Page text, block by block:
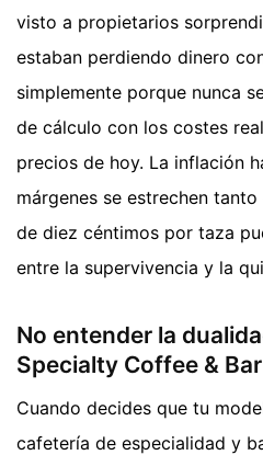
visto a propietarios
estaban perdiendo dinero
simplemente porque nunca
de cálculo con los costes
precios de hoy. La inflación
márgenes se estrechen
de diez céntimos por taza
entre la supervivencia y la
No entender la
Specialty Coffee & Bar
Cuando decides que tu
cafetería de especialidad y